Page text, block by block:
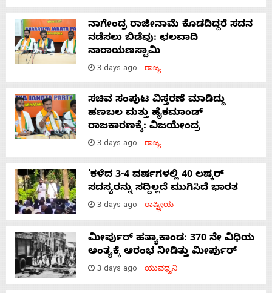
ನಾಗೇಂದ್ರ ರಾಜೀನಾಮೆ ಕೊಡದಿದ್ದರೆ ಸದನ
ನಡೆಸಲು ಬಿಡೆವು: ಛಲವಾದಿ
ನಾರಾಯಣಸ್ವಾಮಿ
3 days ago ರಾಜ್ಯ
ಸಚಿವ ಸಂಪುಟ ವಿಸ್ತರಣೆ ಮಾಡಿದ್ದು
ಹಣಬಲ ಮತ್ತು ಹೈಕಮಾಂಡ್
ರಾಜಕಾರಣಕ್ಕೆ: ವಿಜಯೇಂದ್ರ
3 days ago ರಾಜ್ಯ
‘ಕಳೆದ 3-4 ವರ್ಷಗಳಲ್ಲಿ 40 ಲಷ್ಕರ್
ಸದಸ್ಯರನ್ನು ಸದ್ದಿಲ್ಲದೆ ಮುಗಿಸಿದೆ ಭಾರತ
3 days ago ರಾಷ್ಟ್ರೀಯ
ಮೀರ್ಪುರ್ ಹತ್ಯಾಕಾಂಡ: 370 ನೇ ವಿಧಿಯ
ಅಂತ್ಯಕ್ಕೆ ಆರಂಭ ನೀಡಿತ್ತು ಮೀರ್ಪುರ್
3 days ago ಯುವಧ್ವನಿ